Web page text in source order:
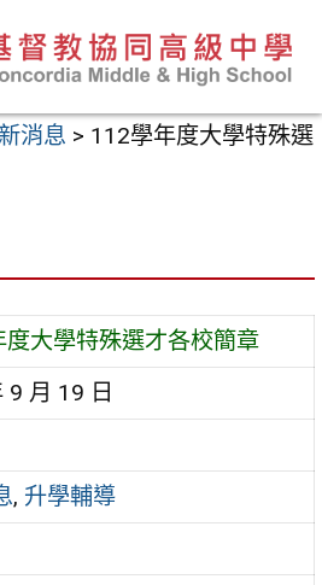
消息 > 112學年度大學特殊選
度大學特殊選才各校簡章
9 月 19 日
, 升學輔導